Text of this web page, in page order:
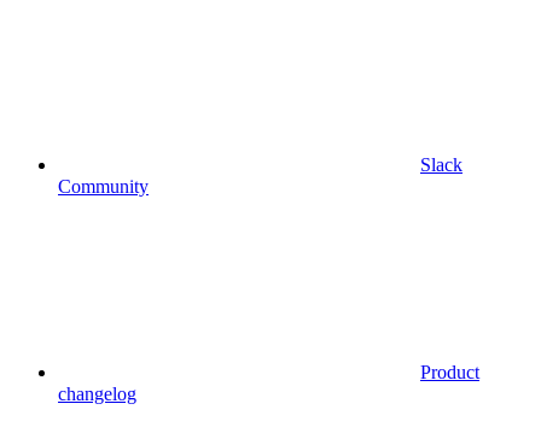
Slack
Community
Product
changelog